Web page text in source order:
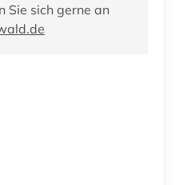
Sie sich gerne an